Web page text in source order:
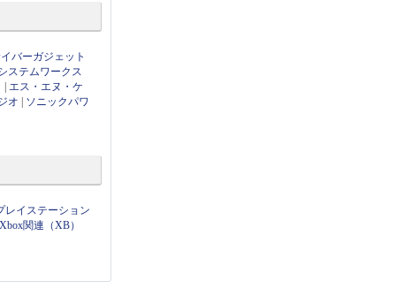
バーガジェット
ステムワークス
エス・エヌ・ケ
オ
ソニックパワ
レイステーション
Xbox関連（XB）